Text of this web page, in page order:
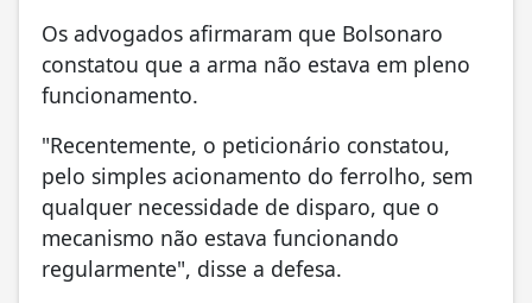
Os advogados afirmaram que Bolsonaro
constatou que a arma não estava em pleno
funcionamento.
"Recentemente, o peticionário constatou,
pelo simples acionamento do ferrolho, sem
qualquer necessidade de disparo, que o
mecanismo não estava funcionando
regularmente", disse a defesa.